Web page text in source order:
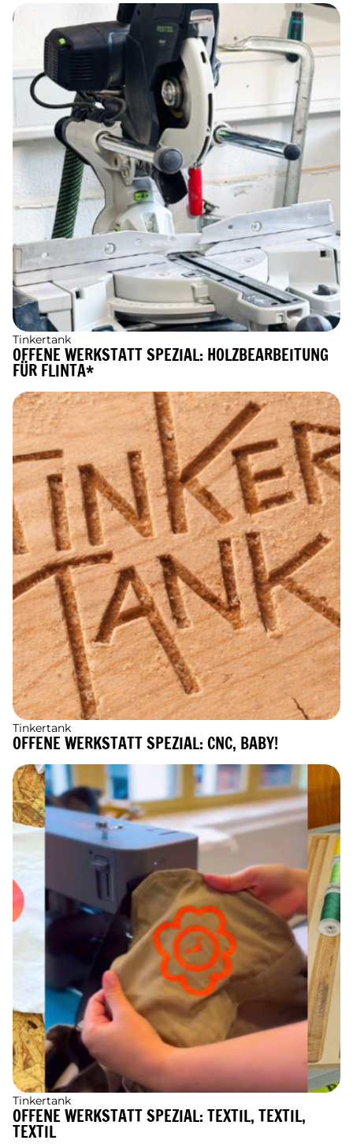
Tinkertank
OFFENE WERKSTATT SPEZIAL: HOLZBEARBEITUNG
FÜR FLINTA*
Tinkertank
OFFENE WERKSTATT SPEZIAL: CNC, BABY!
Tinkertank
OFFENE WERKSTATT SPEZIAL: TEXTIL, TEXTIL,
TEXTIL